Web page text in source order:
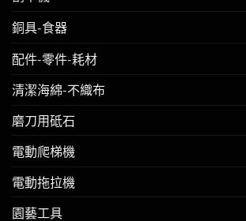
銅具-食器
配件-零件-耗材
清潔海綿-不織布
磨刀用砥石
電動爬梯機
電動拖拉機
園藝工具